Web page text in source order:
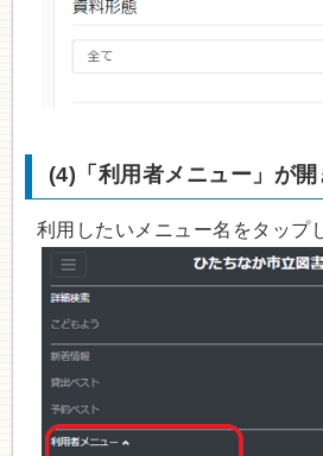
(4)「利用者メニュー」が開
利用したいメニュー名をタップ